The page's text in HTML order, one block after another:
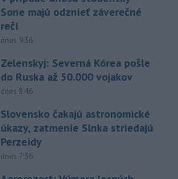
Sone majú odznieť záverečné
reči
dnes 9:36
Zelenskyj: Severná Kórea pošle
do Ruska až 50.000 vojakov
dnes 8:46
Slovensko čakajú astronomické
úkazy, zatmenie Slnka striedajú
Perzeidy
dnes 7:36